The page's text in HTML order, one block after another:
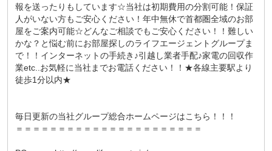
報を送ったりもしています☆当社は初期費用の分割可能！保証
人がいない方もご安心ください！年中無休で首都圏全域のお部
屋をご案内可能☆どんなご相談でもご安心ください！！難しい
かな？と悩む前にお部屋探しのライフエージェントグループま
で！！インターネットの手続き♪引越し業者手配♪家電の回収作
業etc..お気軽に当社までお電話ください！！★各線主要駅より
徒歩1分以内★
毎日更新の当社グループ総合ホームページはこちら！！！
＝＝＝＝＝＝＝＝＝＝＝＝＝＝＝＝＝＝＝＝＝＝